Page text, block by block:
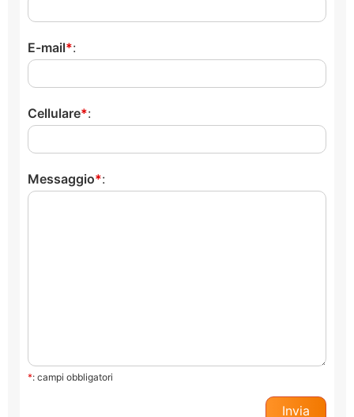
E-mail :
Cellulare :
Messaggio :
*: campi obbligatori